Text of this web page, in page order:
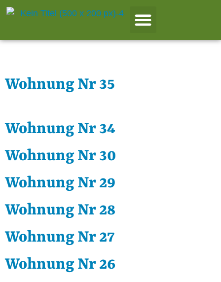
Wohnung Nr 35
Wohnung Nr 34
Wohnung Nr 30
Wohnung Nr 29
Wohnung Nr 28
Wohnung Nr 27
Wohnung Nr 26